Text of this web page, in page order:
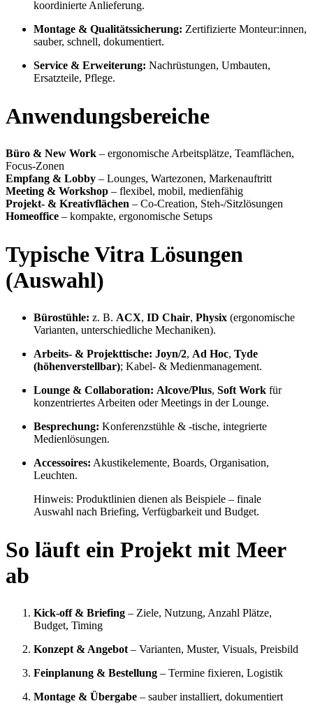
koordinierte Anlieferung.
Montage & Qualitätssicherung: Zertifizierte Monteur:innen,
sauber, schnell, dokumentiert.
Service & Erweiterung: Nachrüstungen, Umbauten,
Ersatzteile, Pflege.
Anwendungsbereiche
Büro & New Work – ergonomische Arbeitsplätze, Teamflächen,
Focus-Zonen
Empfang & Lobby – Lounges, Wartezonen, Markenauftritt
Meeting & Workshop – flexibel, mobil, medienfähig
Projekt- & Kreativflächen – Co-Creation, Steh-/Sitzlösungen
Homeoffice – kompakte, ergonomische Setups
Typische Vitra Lösungen
(Auswahl)
Bürostühle: z. B. ACX, ID Chair, Physix (ergonomische
Varianten, unterschiedliche Mechaniken).
Arbeits- & Projekttische: Joyn/2, Ad Hoc, Tyde
(höhenverstellbar); Kabel- & Medienmanagement.
Lounge & Collaboration: Alcove/Plus, Soft Work für
konzentriertes Arbeiten oder Meetings in der Lounge.
Besprechung: Konferenzstühle & -tische, integrierte
Medienlösungen.
Accessoires: Akustikelemente, Boards, Organisation,
Leuchten.
Hinweis: Produktlinien dienen als Beispiele – finale
Auswahl nach Briefing, Verfügbarkeit und Budget.
So läuft ein Projekt mit Meer
ab
Kick-off & Briefing – Ziele, Nutzung, Anzahl Plätze,
Budget, Timing
Konzept & Angebot – Varianten, Muster, Visuals, Preisbild
Feinplanung & Bestellung – Termine fixieren, Logistik
Montage & Übergabe – sauber installiert, dokumentiert